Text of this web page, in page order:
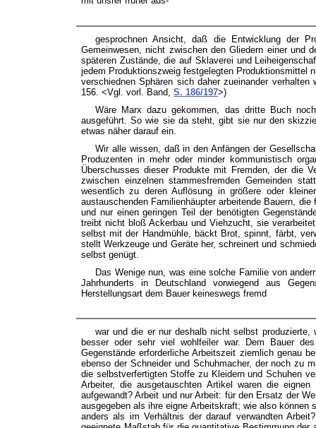
gesprochnen Ansicht, daß die Entwicklung der
Gemeinwesen, nicht zwischen den Gliedern einer und
späteren Zustände, die auf Sklaverei und
jedem Produktionszweig festgelegten Produktionsmittel
verschiednen Sphären sich daher zueinander
156. <Vgl. vorl. Band, S. 186/197>)
Wäre Marx dazu gekommen, das dritte Buch
ausgeführt. So wie sie da steht, gibt sie nur den
etwas näher darauf ein.
Wir alle wissen, daß in den Anfängen der
Produzenten in mehr oder minder kommunistisch
Überschusses dieser Produkte mit Fremden, der die
zwischen einzelnen stammesfremden Gemeinden
wesentlich zu deren Auflösung in größere oder
austauschenden Familienhäupter arbeitende Bauern,
und nur einen geringen Teil der benötigten
treibt nicht bloß Ackerbau und Viehzucht, sie
selbst mit der Handmühle, bäckt Brot, spinnt, färbt,
stellt Werkzeuge und Geräte her, schreinert und
selbst genügt.
Das Wenige nun, was eine solche Familie von
Jahrhunderts in Deutschland vorwiegend aus
Herstellungsart dem Bauer keineswegs fremd
war und die er nur deshalb nicht selbst
besser oder sehr viel wohlfeiler war. Dem Bauer
Gegenstände erforderliche Arbeitszeit ziemlich genau
ebenso der Schneider und Schuhmacher, der noch zu
die selbstverfertigten Stoffe zu Kleidern und Schuhen
Arbeiter, die ausgetauschten Artikel waren die
aufgewandt? Arbeit und nur Arbeit: für den Ersatz der
ausgegeben als ihre eigne Arbeitskraft; wie also können
anders als im Verhältnis der darauf verwandten